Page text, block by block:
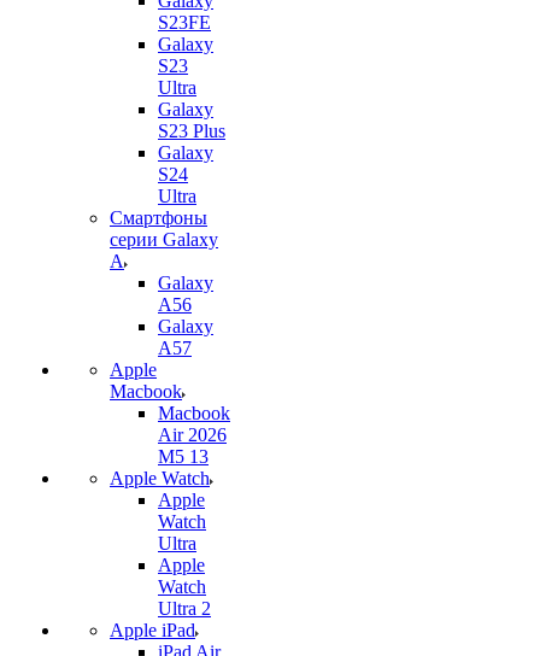
S23FE
Galaxy
S23
Ultra
Galaxy
S23 Plus
Galaxy
S24
Ultra
Смартфоны
серии Galaxy
A
Galaxy
A56
Galaxy
A57
Apple
Macbook
Macbook
Air 2026
M5 13
Apple Watch
Apple
Watch
Ultra
Apple
Watch
Ultra 2
Apple iPad
iPad Air